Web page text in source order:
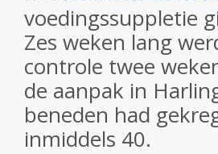
voedingssuppletie
Zes weken lang
controle twee
de aanpak in
beneden had
inmiddels 40.